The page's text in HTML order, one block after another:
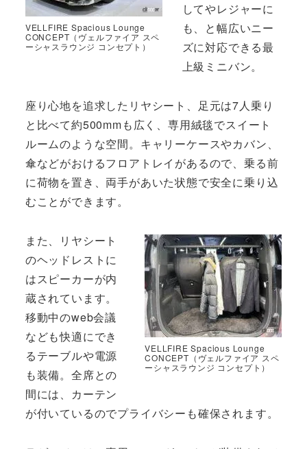
VELLFIRE Spacious Lounge
CONCEPT（ヴェルファイア スペ
ーシャスラウンジ コンセプト）
してやレジャーに
も、と幅広いニー
ズに対応できる最
上級ミニバン。
座り心地を追求したリヤシート、足元は7人乗り
と比べて約500mmも広く、専用絨毯でスイート
ルームのような空間。キャリーケースやカバン、
傘などがおけるフロアトレイがあるので、乗る前
に荷物を置き、両手があいた状態で安全に乗り込
むことができます。
VELLFIRE Spacious Lounge
CONCEPT（ヴェルファイア スペ
ーシャスラウンジ コンセプト）
また、リヤシート
のヘッドレストに
はスピーカーが内
蔵されています。
移動中のweb会議
なども快適にでき
るテーブルや電源
も装備。全席との
間には、カーテン
が付いているのでプライバシーも確保されます。